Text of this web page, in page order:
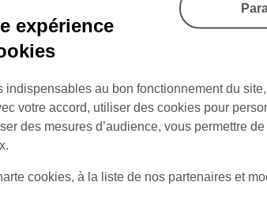
expérience
indispensables au bon fonctionnement du
votre accord, utiliser des cookies pour
des mesures d’audience, vous permettre
cookies, à la liste de nos partenaires et